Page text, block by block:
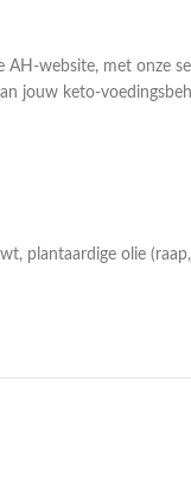
website, met onze
jouw keto-
plantaardige olie